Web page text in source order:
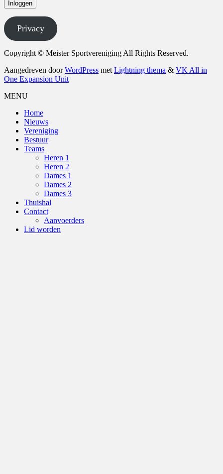
Privacy
Copyright © Meister Sportvereniging All Rights Reserved.
Aangedreven doorWordPress met Lightning thema & VK All in
One Expansion Unit
MENU
Home
Nieuws
Vereniging
Bestuur
Teams
Heren 1
Heren 2
Dames 1
Dames 2
Dames 3
Thuishal
Contact
Aanvoerders
Lid worden